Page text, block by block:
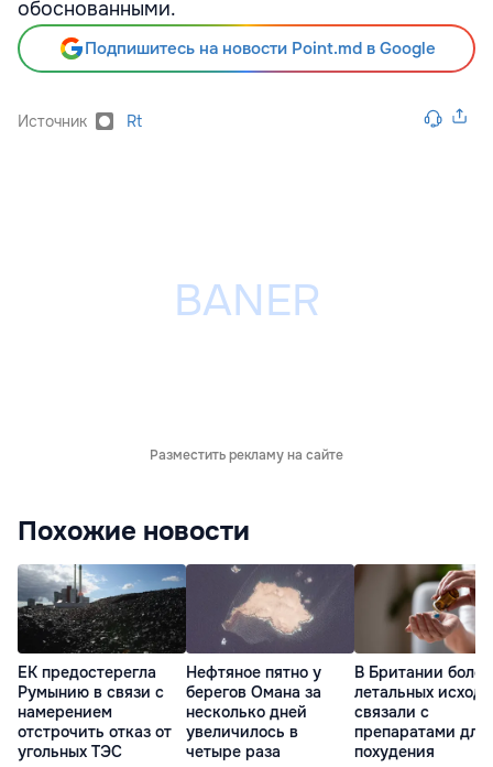
обоснованными.
Подпишитесь на новости Point.md в Google
Источник Rt
Разместить рекламу на сайте
Похожие новости
ЕК предостерегла
Румынию в связи с
намерением
отстрочить отказ от
угольных ТЭС
Нефтяное пятно у
берегов Омана за
несколько дней
увеличилось в
четыре раза
В Британии
летальных
связали с
препаратами для
похудения